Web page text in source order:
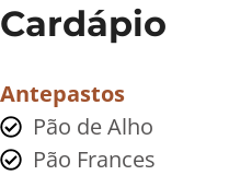
Cardápio
Antepastos
Pão de Alho
Pão Frances